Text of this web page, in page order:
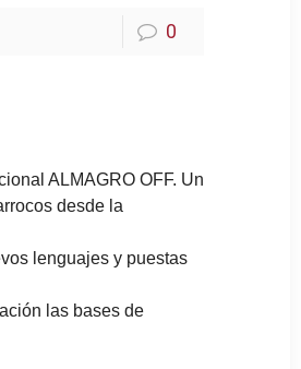
0
ALMAGRO OFF. Un
desde la
lenguajes y puestas
las bases de